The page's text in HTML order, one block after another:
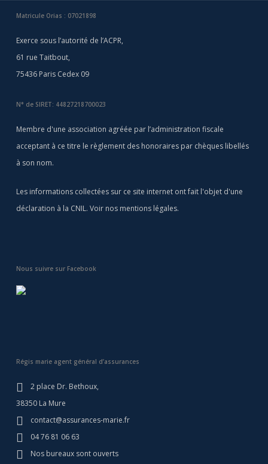
Matricule Orias : 07021898
Exerce sous l’autorité de l’ACPR,
61 rue Taitbout,
75436 Paris Cedex 09
N° de SIRET: 44827218700023
Membre d'une association agréée par l’administration fiscale
acceptant à ce titre le règlement des honoraires par chèques libellés
à son nom.
Les informations collectées sur ce site internet ont fait l'objet d'une
déclaration à la CNIL. Voir nos mentions légales.
Nous suivre sur Facebook
Régis marie agent général d’assurances
2 place Dr. Bethoux,
38350 La Mure
contact@assurances-marie.fr
04 76 81 06 63
Nos bureaux sont ouverts